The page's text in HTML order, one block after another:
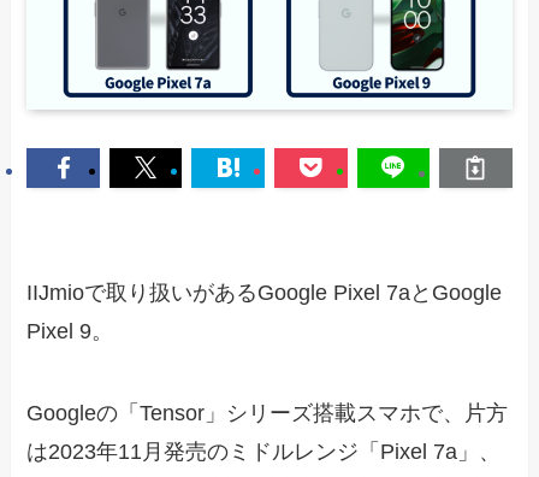
IIJmioで取り扱いがあるGoogle Pixel 7aとGoogle
Pixel 9。
Googleの「Tensor」シリーズ搭載スマホで、片方
は2023年11月発売のミドルレンジ「Pixel 7a」、